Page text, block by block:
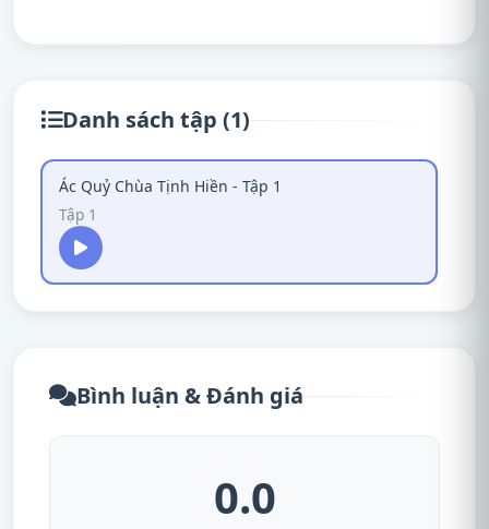
Danh sách tập (1)
Ác Quỷ Chùa Tịnh Hiền - Tập 1
Tập 1
Bình luận & Đánh giá
0.0